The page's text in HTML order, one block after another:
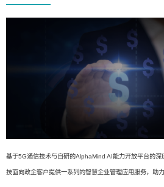
基于5G通信技术与自研的AlphaMind AI能力开放平台的
技面向政企客户提供一系列的智慧企业管理应用服务，助